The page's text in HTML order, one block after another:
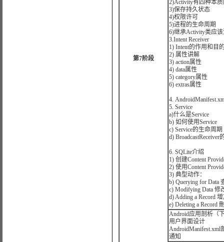
第7阶段
2)Activity有四种本
3)保存持久状态
4)权限许可
5)进程的生命周期
6)继承Activity类应
3.Intent Receiver
1) Intent的作用和目
2) 属性讲解
3) action属性
4) data属性
5) category属性
6) extras属性
4.
5. Service
a)什么是Service
b) 如何使用Service
c) Service的生命周期
d) BroadcastReceiver
6. SQLite介绍
1) 创建Content
2) 使用Content
3) 典型动作：
b) Querying for Data
c) Modifying Data 修
d) Adding a Record
e) Deleting a Record
Android应用剖析（
用户界面设计
AndroidManifest.xml
通知